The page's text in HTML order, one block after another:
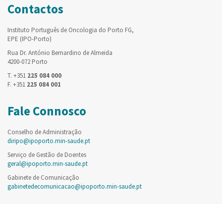
Contactos
Instituto Português de Oncologia do Porto FG,
EPE (IPO-Porto)
Rua Dr. António Bernardino de Almeida
4200-072 Porto
T. +351 225 084 000
F. +351 225 084 001
Fale Connosco
Conselho de Administração
diripo@ipoporto.min-saude.pt
Serviço de Gestão de Doentes
geral@ipoporto.min-saude.pt
Gabinete de Comunicação
gabinetedecomunicacao@ipoporto.min-saude.pt